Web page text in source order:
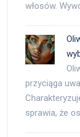
włosów.
przyciąga
sprawia, że